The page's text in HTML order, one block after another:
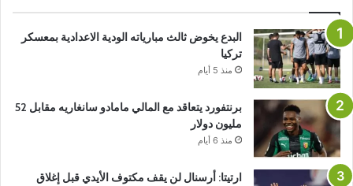
البدع يخوض ثالث مبارياته الودية الاعدادية بمعسكر
تركيا
منذ 5 أيام
برنتفورد يتعاقد مع المالي مامادو سانغاريه مقابل 52
مليون دولار
منذ 6 أيام
ارتيتا: أرسنال لن يقف مكتوف الأيدي قبل إغلاق